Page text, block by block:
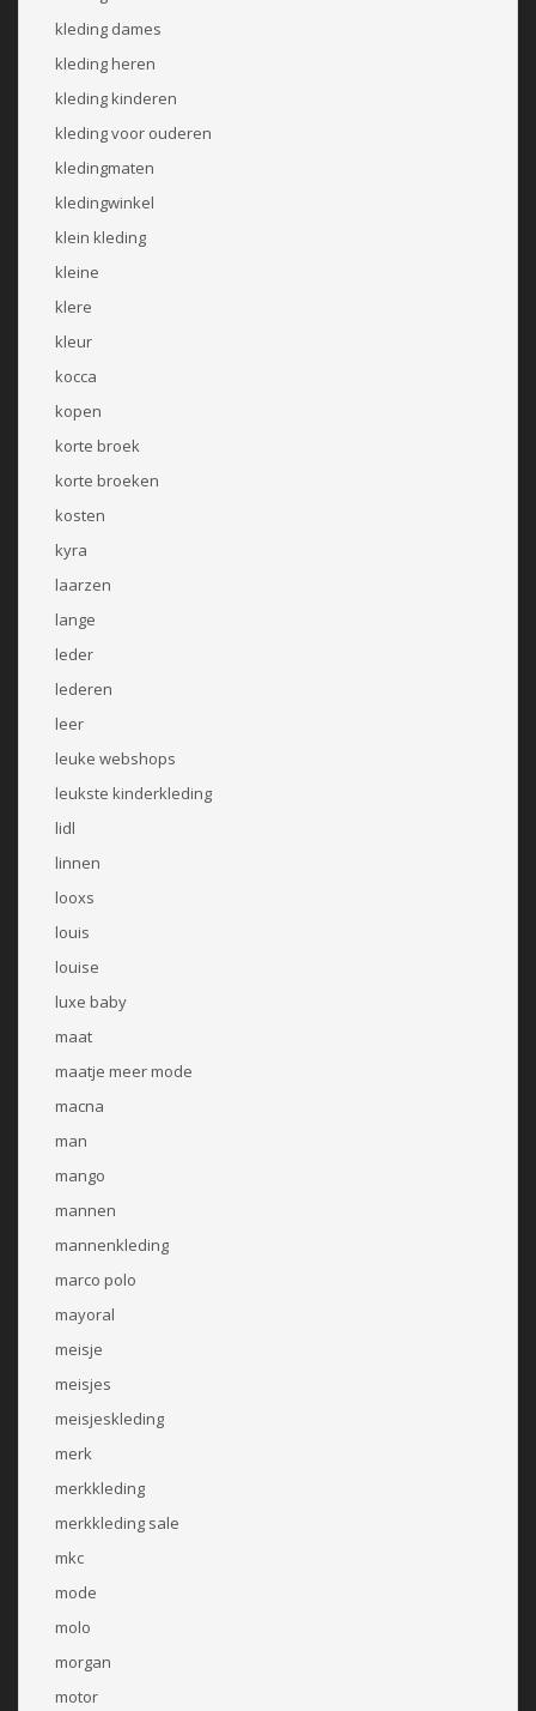
kleding dames
kleding heren
kleding kinderen
kleding voor ouderen
kledingmaten
kledingwinkel
klein kleding
kleine
klere
kleur
kocca
kopen
korte broek
korte broeken
kosten
kyra
laarzen
lange
leder
lederen
leer
leuke webshops
leukste kinderkleding
lidl
linnen
looxs
louis
louise
luxe baby
maat
maatje meer mode
macna
man
mango
mannen
mannenkleding
marco polo
mayoral
meisje
meisjes
meisjeskleding
merk
merkkleding
merkkleding sale
mkc
mode
molo
morgan
motor